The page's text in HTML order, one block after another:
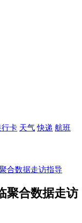
行卡 天气 快递 航班
合数据走访指导
聚合数据走访